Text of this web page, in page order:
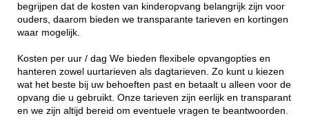
begrijpen dat de kosten van kinderopvang belangrijk zijn voor
ouders, daarom bieden we transparante tarieven en kortingen
waar mogelijk.
Kosten per uur / dag We bieden flexibele opvangopties en
hanteren zowel uurtarieven als dagtarieven. Zo kunt u kiezen
wat het beste bij uw behoeften past en betaalt u alleen voor de
opvang die u gebruikt. Onze tarieven zijn eerlijk en transparant
en we zijn altijd bereid om eventuele vragen te beantwoorden.